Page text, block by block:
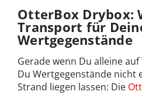
OtterBox Drybox:
Transport für
Wertgegenstände
Gerade wenn Du alleine
Du Wertgegenstände nicht
Strand liegen lassen: Die